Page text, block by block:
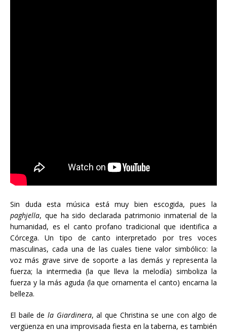
Sin duda esta música está muy bien escogida, pues la
paghjella, que ha sido declarada patrimonio inmaterial de la
humanidad, es el canto profano tradicional que identifica a
Córcega. Un tipo de canto interpretado por tres voces
masculinas, cada una de las cuales tiene valor simbólico: la
voz más grave sirve de soporte a las demás y representa la
fuerza; la intermedia (la que lleva la melodía) simboliza la
fuerza y la más aguda (la que ornamenta el canto) encarna la
belleza.
El baile de la Giardinera, al que Christina se une con algo de
vergüenza en una improvisada fiesta en la taberna, es también